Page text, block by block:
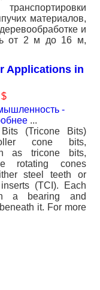
материалов,
и
от 2 м до 16 м,
Applications in
-
...
(Tricone Bits)
cone bits,
as tricone bits,
rotating cones
steel teeth or
(TCI). Each
a bearing and
it. For more